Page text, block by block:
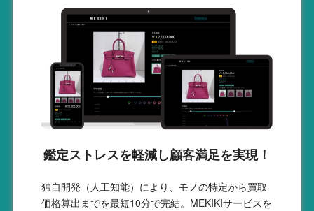
鑑定ストレスを軽減し顧客満足を実現！
独自開発（人工知能）により、モノの特定から買取
価格算出までを最短10分で完結。MEKIKIサービスを